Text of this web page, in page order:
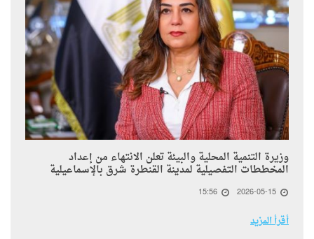
وزيرة التنمية المحلية والبيئة تعلن الانتهاء من إعداد
المخططات التفصيلية لمدينة القنطرة شرق بالإسماعيلية
2026-05-15
15:56
أقرأ المزيد